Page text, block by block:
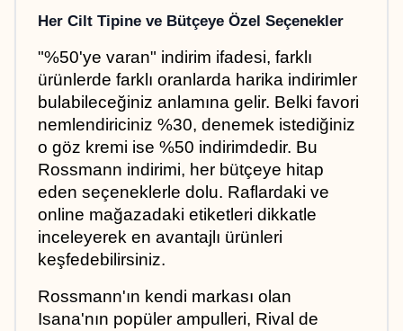
Her Cilt Tipine ve Bütçeye Özel Seçenekler
"%50'ye varan" indirim ifadesi, farklı
ürünlerde farklı oranlarda harika indirimler
bulabileceğiniz anlamına gelir. Belki favori
nemlendiriciniz %30, denemek istediğiniz
o göz kremi ise %50 indirimdedir. Bu
Rossmann indirimi, her bütçeye hitap
eden seçeneklerle dolu. Raflardaki ve
online mağazadaki etiketleri dikkatle
inceleyerek en avantajlı ürünleri
keşfedebilirsiniz.
Rossmann'ın kendi markası olan
Isana'nın popüler ampulleri, Rival de